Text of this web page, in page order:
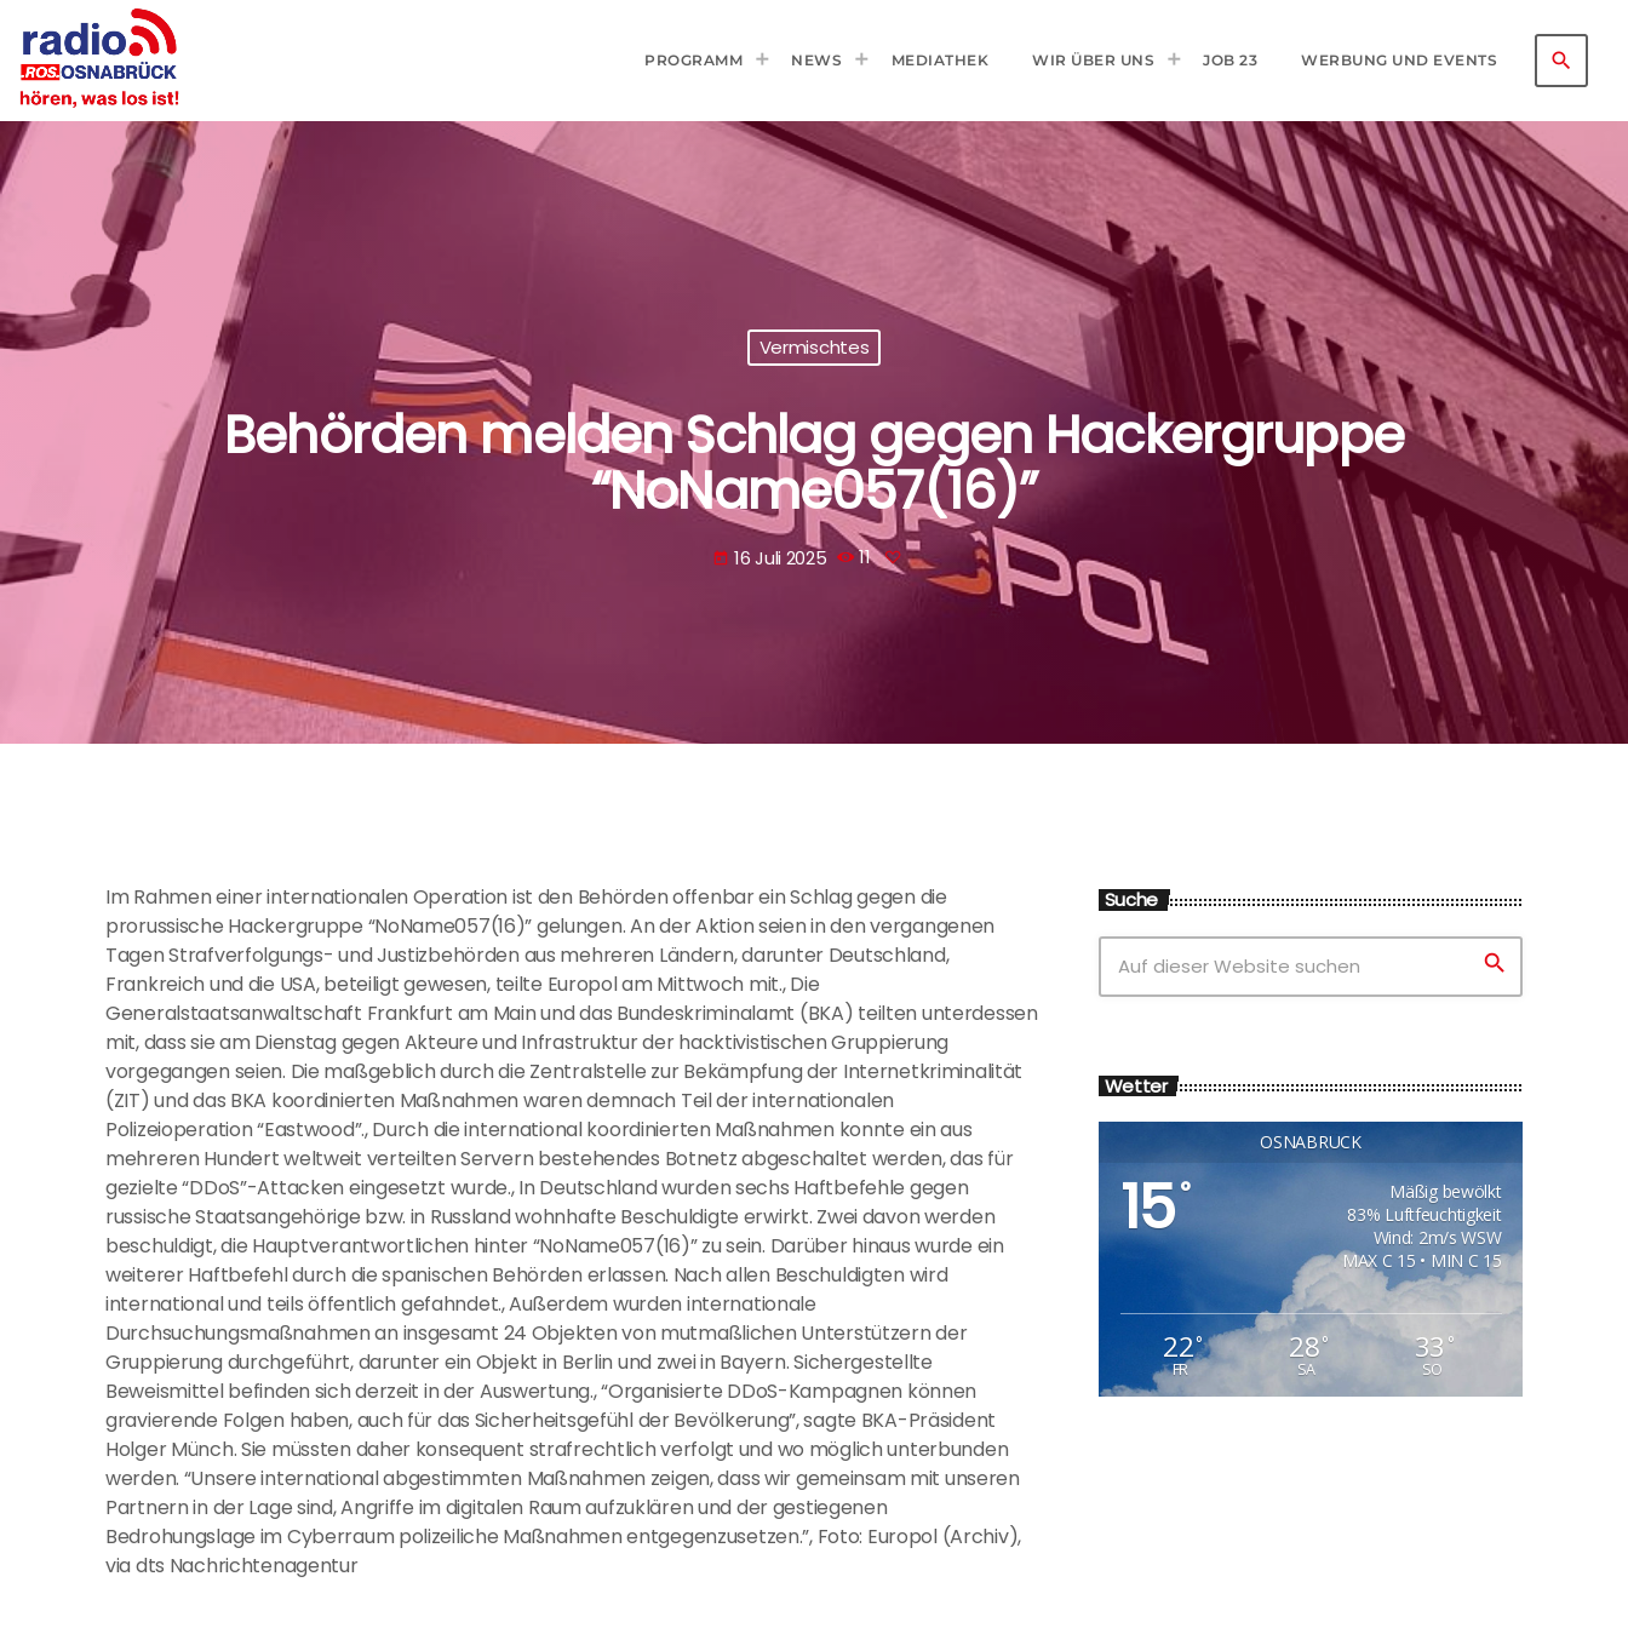
PROGRAMM NEWS MEDIATHEK WIR ÜBER UNS JOB 23 WERBUNG UND EVENTS search
Vermischtes
Behörden melden Schlag gegen Hackergruppe
“NoName057(16)”
today 16 Juli 2025 11
Im Rahmen einer internationalen Operation ist den Behörden offenbar ein Schlag gegen die
prorussische Hackergruppe “NoName057(16)” gelungen. An der Aktion seien in den vergangenen
Tagen Strafverfolgungs- und Justizbehörden aus mehreren Ländern, darunter Deutschland,
Frankreich und die USA, beteiligt gewesen, teilte Europol am Mittwoch mit., Die
Generalstaatsanwaltschaft Frankfurt am Main und das Bundeskriminalamt (BKA) teilten unterdessen
mit, dass sie am Dienstag gegen Akteure und Infrastruktur der hacktivistischen Gruppierung
vorgegangen seien. Die maßgeblich durch die Zentralstelle zur Bekämpfung der Internetkriminalität
(ZIT) und das BKA koordinierten Maßnahmen waren demnach Teil der internationalen
Polizeioperation “Eastwood”., Durch die international koordinierten Maßnahmen konnte ein aus
mehreren Hundert weltweit verteilten Servern bestehendes Botnetz abgeschaltet werden, das für
gezielte “DDoS”-Attacken eingesetzt wurde., In Deutschland wurden sechs Haftbefehle gegen
russische Staatsangehörige bzw. in Russland wohnhafte Beschuldigte erwirkt. Zwei davon werden
beschuldigt, die Hauptverantwortlichen hinter “NoName057(16)” zu sein. Darüber hinaus wurde ein
weiterer Haftbefehl durch die spanischen Behörden erlassen. Nach allen Beschuldigten wird
international und teils öffentlich gefahndet., Außerdem wurden internationale
Durchsuchungsmaßnahmen an insgesamt 24 Objekten von mutmaßlichen Unterstützern der
Gruppierung durchgeführt, darunter ein Objekt in Berlin und zwei in Bayern. Sichergestellte
Beweismittel befinden sich derzeit in der Auswertung., “Organisierte DDoS-Kampagnen können
gravierende Folgen haben, auch für das Sicherheitsgefühl der Bevölkerung”, sagte BKA-Präsident
Holger Münch. Sie müssten daher konsequent strafrechtlich verfolgt und wo möglich unterbunden
werden. “Unsere international abgestimmten Maßnahmen zeigen, dass wir gemeinsam mit unseren
Partnern in der Lage sind, Angriffe im digitalen Raum aufzuklären und der gestiegenen
Bedrohungslage im Cyberraum polizeiliche Maßnahmen entgegenzusetzen.”, Foto: Europol (Archiv),
via dts Nachrichtenagentur
Suche
search
Wetter
OSNABRÜCK
15°
Mäßig bewölkt
83% Luftfeuchtigkeit
Wind: 2m/s WSW
MAX C 15 • MIN C 15
22°
FR
28°
SA
33 °
SO